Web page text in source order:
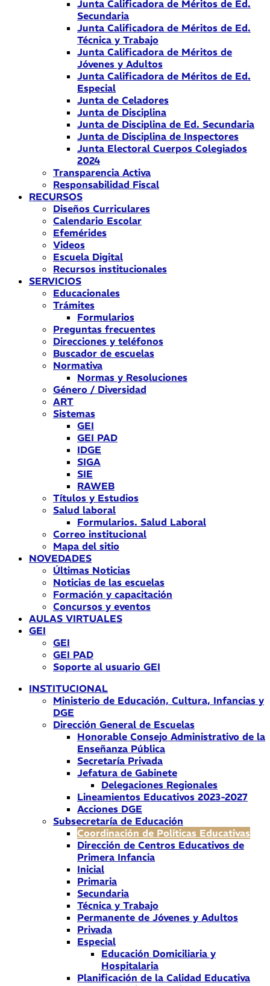
Junta Calificadora de Méritos de Ed.
Secundaria
Junta Calificadora de Méritos de Ed.
Técnica y Trabajo
Junta Calificadora de Méritos de
Jóvenes y Adultos
Junta Calificadora de Méritos de Ed.
Especial
Junta de Celadores
Junta de Disciplina
Junta de Disciplina de Ed. Secundaria
Junta de Disciplina de Inspectores
Junta Electoral Cuerpos Colegiados
2024
Transparencia Activa
Responsabilidad Fiscal
RECURSOS
Diseños Curriculares
Calendario Escolar
Efemérides
Videos
Escuela Digital
Recursos institucionales
SERVICIOS
Educacionales
Trámites
Formularios
Preguntas frecuentes
Direcciones y teléfonos
Buscador de escuelas
Normativa
Normas y Resoluciones
Género / Diversidad
ART
Sistemas
GEI
GEI PAD
IDGE
SIGA
SIE
RAWEB
Títulos y Estudios
Salud laboral
Formularios. Salud Laboral
Correo institucional
Mapa del sitio
NOVEDADES
Últimas Noticias
Noticias de las escuelas
Formación y capacitación
Concursos y eventos
AULAS VIRTUALES
GEI
GEI
GEI PAD
Soporte al usuario GEI
INSTITUCIONAL
Ministerio de Educación, Cultura, Infancias y
DGE
Dirección General de Escuelas
Honorable Consejo Administrativo de la
Enseñanza Pública
Secretaría Privada
Jefatura de Gabinete
Delegaciones Regionales
Lineamientos Educativos 2023-2027
Acciones DGE
Subsecretaría de Educación
Coordinación de Políticas Educativas
Dirección de Centros Educativos de
Primera Infancia
Inicial
Primaria
Secundaria
Técnica y Trabajo
Permanente de Jóvenes y Adultos
Privada
Especial
Educación Domiciliaria y
Hospitalaria
Planificación de la Calidad Educativa